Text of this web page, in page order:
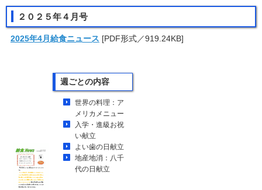
２０２５年４月号
2025年4月給食ニュース [PDF形式／919.24KB]
週ごとの内容
世界の料理：ア
メリカメニュー
入学・進級お祝
い献立
よい歯の日献立
地産地消：八千
代の日献立